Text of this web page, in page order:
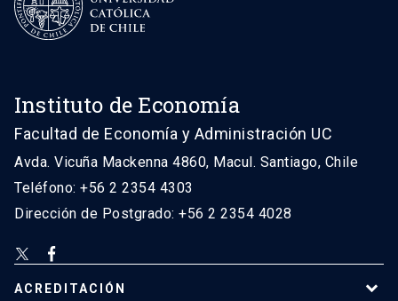
Instituto de Economía
Facultad de Economía y Administración UC
Avda. Vicuña Mackenna 4860, Macul. Santiago, Chile
Teléfono: +56 2 2354 4303
Dirección de Postgrado: +56 2 2354 4028
ACREDITACIÓN